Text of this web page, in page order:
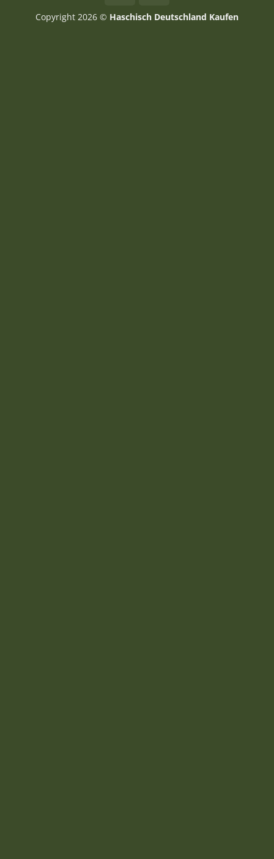
Copyright 2026 © Haschisch Deutschland Kaufen